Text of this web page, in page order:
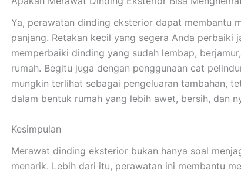
Ya, perawatan dinding eksterior dapat membantu
panjang. Retakan kecil yang segera Anda perbaiki
memperbaiki dinding yang sudah lembap,
rumah. Begitu juga dengan penggunaan cat
mungkin terlihat sebagai pengeluaran tambahan,
dalam bentuk rumah yang lebih awet, bersih, dan
Kesimpulan
Merawat dinding eksterior bukan hanya soal
menarik. Lebih dari itu, perawatan ini membantu